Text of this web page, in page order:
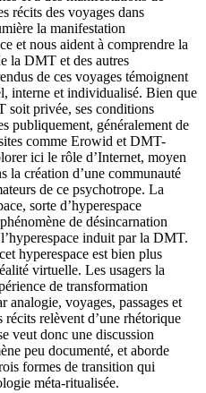
récits des voyages dans
la manifestation
et nous aident à comprendre la
la DMT et des autres
de ces voyages témoignent
interne et individualisé. Bien que
soit privée, ses conditions
publiquement, généralement de
comme Erowid et DMT-
ici le rôle d’Internet, moyen
la création d’une communauté
de ce psychotrope. La
sorte d’hyperespace
de désincarnation
induit par la DMT.
hyperespace est bien plus
virtuelle. Les usagers la
de transformation
analogie, voyages, passages et
relèvent d’une rhétorique
veut donc une discussion
peu documenté, et aborde
formes de transition qui
méta-ritualisée.